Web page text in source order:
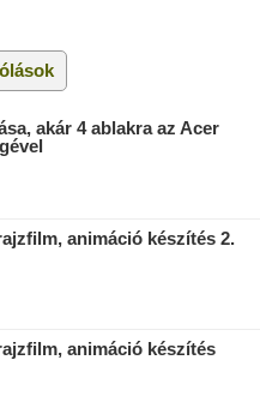
akár 4 ablakra az Acer
animáció készítés 2.
animáció készítés